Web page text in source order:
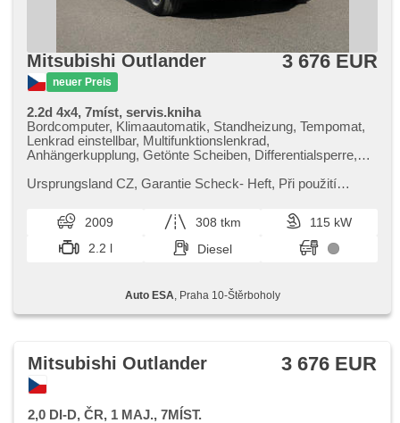
Mitsubishi Outlander
neuer Preis
3 676 EUR
2.2d 4x4, 7míst, servis.kniha
Bordcomputer, Klimaautomatik, Standheizung, Tempomat,
Lenkrad einstellbar, Multifunktionslenkrad,
Anhängerkupplung, Getönte Scheiben, Differentialsperre,
Servolenkung, Antrieb 4x4, Xenonscheinwerfer,
Stabilitätsprogramm (ESP), Nebelscheinwerfer, El.
Klappspiegel, ABS, Antriebsschlupfregelung (ASR),
parkovací senzory zadní, isofix, Wegfahrsperre
Ursprungsland CZ,​ Garantie Scheck​- Heft,​ Při použití
denně (včetně víke...
2009 308 tkm
115 kW
2.2 l
Diesel
Auto ESA , Praha 10-Štěrboholy
Mitsubishi Outlander 3 676 EUR
2,0 DI-D, ČR, 1 MAJ., 7MÍST.